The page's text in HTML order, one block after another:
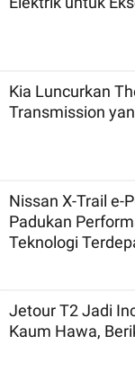
Kia Luncurkan
Transmission
Nissan X-Trail e-
Padukan
Teknologi
Jetour T2 Jadi
Kaum Hawa,